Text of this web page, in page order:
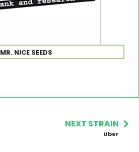
MR. NICE SEEDS
NEXT STRAIN
Uber